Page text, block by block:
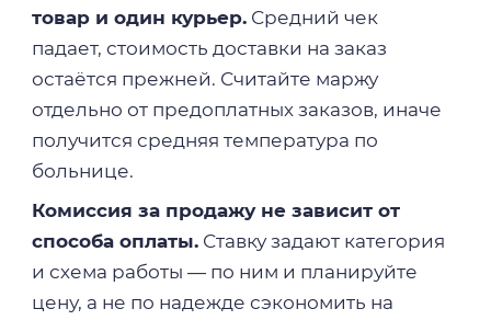
товар и один курьер.Средний чек
падает, стоимость доставки на заказ
остаётся прежней. Считайте маржу
отдельно от предоплатных заказов, иначе
получится средняя температура по
больнице.
Комиссия за продажу не зависит от
способа оплаты.Ставку задают категория
и схема работы — по ним и планируйте
цену, а не по надежде сэкономить на